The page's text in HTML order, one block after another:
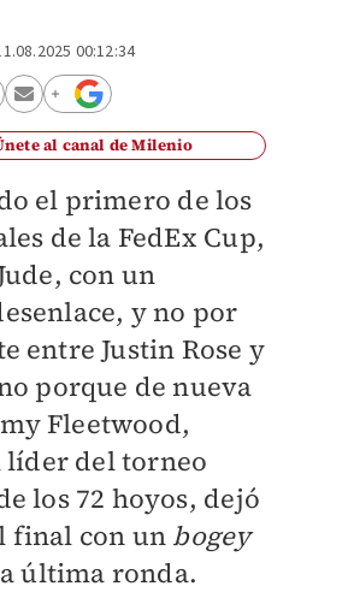
00:12:34
al canal de Milenio
el primero de los
de la FedEx Cup,
con un
y no por
entre Justin Rose y
porque de nueva
Fleetwood,
líder del torneo
los 72 hoyos, dejó
final con un bogey
última ronda.